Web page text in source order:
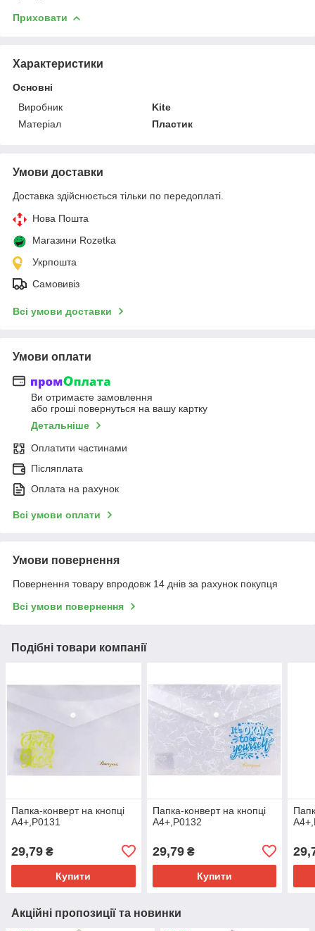
Приховати
Характеристики
Основні
Виробник
Kite
Матеріал
Пластик
Умови доставки
Доставка здійснюється тільки по передоплаті.
Нова Пошта
Магазини Rozetka
Укрпошта
Самовивіз
Всі умови доставки
Умови оплати
Ви отримаєте замовлення
або гроші повернуться на вашу картку
Детальніше
Оплатити частинами
Післяплата
Оплата на рахунок
Всі умови оплати
Умови повернення
Повернення товару впродовж 14 днів за рахунок покупця
Всі умови повернення
Подібні товари компанії
Папка-конверт на кнопці
A4+,P0131
29,79 ₴
Купити
Папка-конверт на кнопці
A4+,P0132
29,79₴
Купити
Акційні пропозиції та новинки